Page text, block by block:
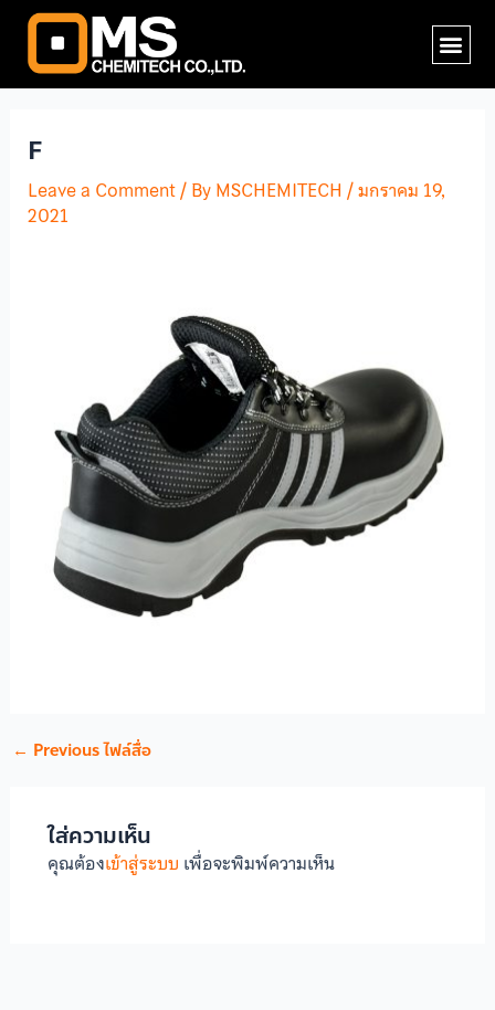
Skip
content
F
Leave a Comment/ ByMSCHEMITECH /มกราคม 19,
2021
Post
navigation
← Previous ไฟล์สื่อ
ใส่ความเห็น
คุณต้องเข้าสู่ระบบ เพื่อจะพิมพ์ความเห็น